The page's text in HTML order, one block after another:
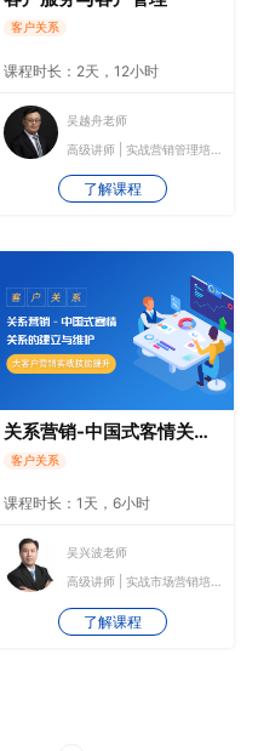
客户关系
课程时长：2天，12小时
吴越舟老师
高级讲师 | 实战营销管理培训师
了解课程
关系营销-中国式客情关系的建立与维护
客户关系
课程时长：1天，6小时
吴兴波老师
高级讲师 | 实战市场营销培训师
了解课程